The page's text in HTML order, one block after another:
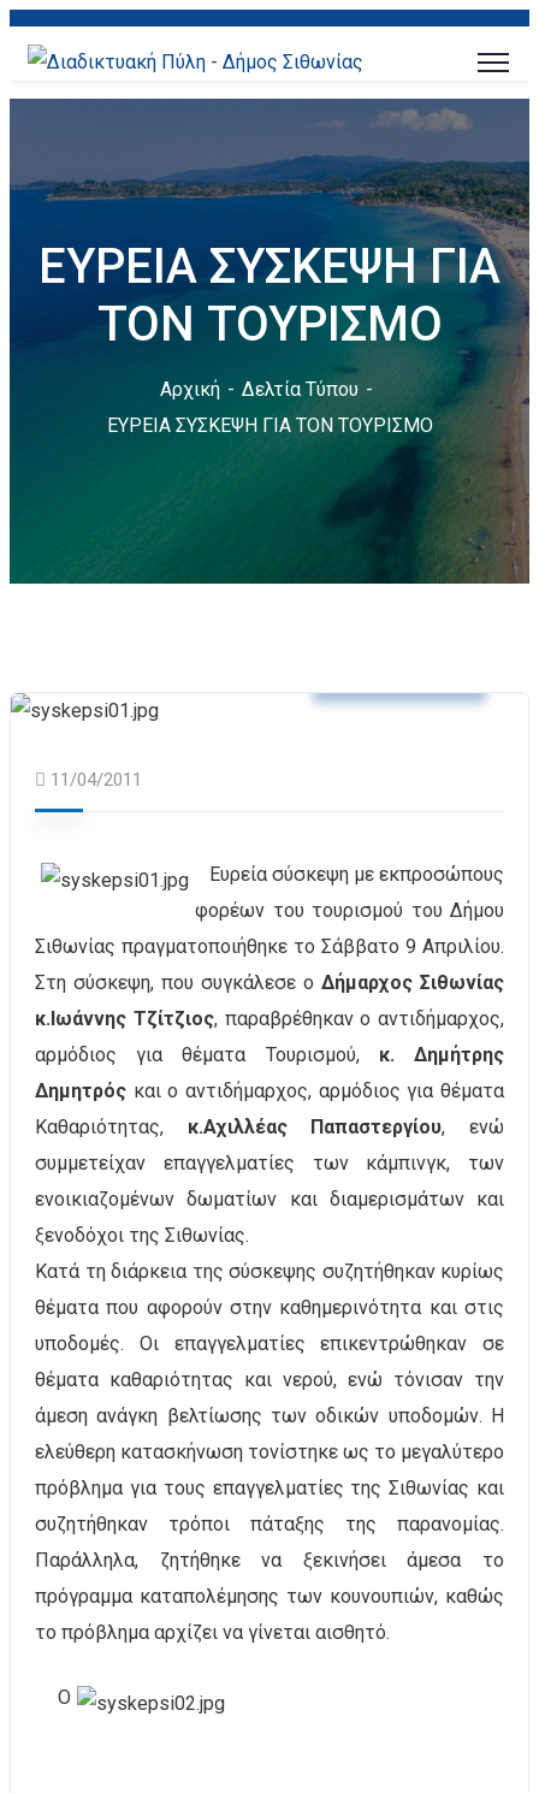
ΕΥΡΕΙΑ ΣΥΣΚΕΨΗ ΓΙΑ
ΤΟΝ ΤΟΥΡΙΣΜΟ
Αρχική
Δελτία Τύπου
ΕΥΡΕΙΑ ΣΥΣΚΕΨΗ ΓΙΑ ΤΟΝ ΤΟΥΡΙΣΜΟ
11/04/2011
Ευρεία σύσκεψη με εκπροσώπους
φορέων του τουρισμού του Δήμου
Σιθωνίας πραγματοποιήθηκε το Σάββατο 9 Απριλίου.
Στη σύσκεψη, που συγκάλεσε ο Δήμαρχος Σιθωνίας
κ.Ιωάννης Τζίτζιος, παραβρέθηκαν ο αντιδήμαρχος,
αρμόδιος για θέματα Τουρισμού, κ. Δημήτρης
Δημητρός και ο αντιδήμαρχος, αρμόδιος για θέματα
Καθαριότητας, κ.Αχιλλέας Παπαστεργίου, ενώ
συμμετείχαν επαγγελματίες των κάμπινγκ, των
ενοικιαζομένων δωματίων και διαμερισμάτων και
ξενοδόχοι της Σιθωνίας.
Κατά τη διάρκεια της σύσκεψης συζητήθηκαν κυρίως
θέματα που αφορούν στην καθημερινότητα και στις
υποδομές. Οι επαγγελματίες επικεντρώθηκαν σε
θέματα καθαριότητας και νερού, ενώ τόνισαν την
άμεση ανάγκη βελτίωσης των οδικών υποδομών. Η
ελεύθερη κατασκήνωση τονίστηκε ως το μεγαλύτερο
πρόβλημα για τους επαγγελματίες της Σιθωνίας και
συζητήθηκαν τρόποι πάταξης της παρανομίας.
Παράλληλα, ζητήθηκε να ξεκινήσει άμεσα το
πρόγραμμα καταπολέμησης των κουνουπιών, καθώς
το πρόβλημα αρχίζει να γίνεται αισθητό.
Ο